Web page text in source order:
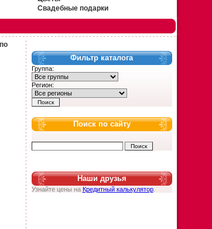
Свадебные подарки
Фильтр каталога
Группа:
Регион:
Поиск по сайту
Наши друзья
Узнайте цены на Кредитный калькулятор.